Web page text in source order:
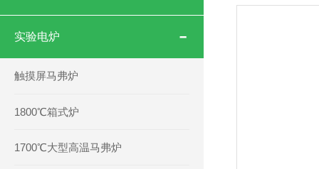
实验电炉
触摸屏马弗炉
1800℃箱式炉
1700℃大型高温马弗炉